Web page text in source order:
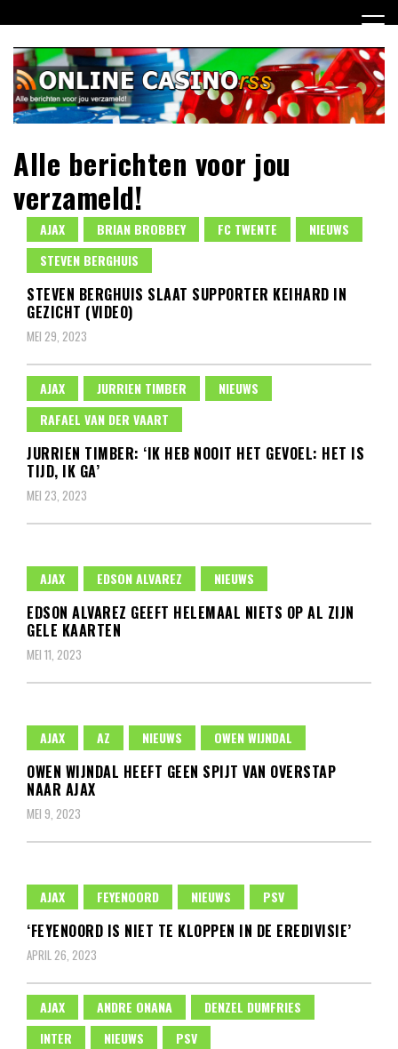
naar
inhoud
Alle berichten voor jou
verzameld!
AJAX BRIAN BROBBEY FC TWENTE
NIEUWS
STEVEN BERGHUIS
STEVEN BERGHUIS SLAAT SUPPORTER KEIHARD IN
GEZICHT (VIDEO)
MEI 29, 2023
AJAX JURRIEN TIMBER
NIEUWS
RAFAEL VAN DER VAART
JURRIEN TIMBER: ‘IK HEB NOOIT HET GEVOEL: HET IS
TIJD, IK GA’
MEI 23, 2023
AJAX EDSON ALVAREZ NIEUWS
EDSON ALVAREZ GEEFT HELEMAAL NIETS OP AL ZIJN
GELE KAARTEN
MEI 11, 2023
AJAX AZ NIEUWS OWEN WIJNDAL
OWEN WIJNDAL HEEFT GEEN SPIJT VAN OVERSTAP
NAAR AJAX
MEI 9, 2023
AJAX FEYENOORD NIEUWS PSV
‘FEYENOORD IS NIET TE KLOPPEN IN DE EREDIVISIE’
APRIL 26, 2023
AJAX ANDRE ONANA
DENZEL DUMFRIES
INTER
NIEUWS PSV